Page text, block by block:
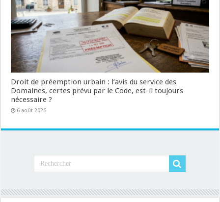
Droit de préemption urbain : l’avis du service des
Domaines, certes prévu par le Code, est-il toujours
nécessaire ?
6 août 2026